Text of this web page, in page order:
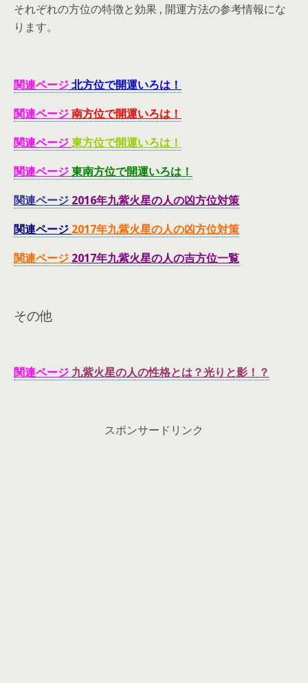
それぞれの方位の特徴と効果 , 開運方法の参考情報にな
ります。
関連ページ北方位で開運いろは！
関連ページ南方位で開運いろは！
関連ページ東方位で開運いろは！
関連ページ東南方位で開運いろは！
関連ページ 2016年九紫火星の人の凶方位対策
関連ページ 2017年九紫火星の人の凶方位対策
関連ページ 2017年九紫火星の人の吉方位一覧
その他
関連ページ 九紫火星の人の性格とは？光りと影！？
スポンサードリンク